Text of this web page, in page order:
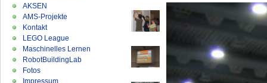
AKSEN
AMS-Projekte
Kontakt
LEGO League
Maschinelles Lernen
RobotBuildingLab
Fotos
Impressum